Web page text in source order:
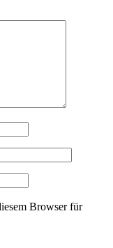
Browser für